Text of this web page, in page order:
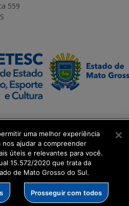
559
uma melhor experiência
ajudar a compreender
úteis e relevantes para você.
15.572/2020 que trata da
de Mato Grosso do Sul.
Prosseguir com todos